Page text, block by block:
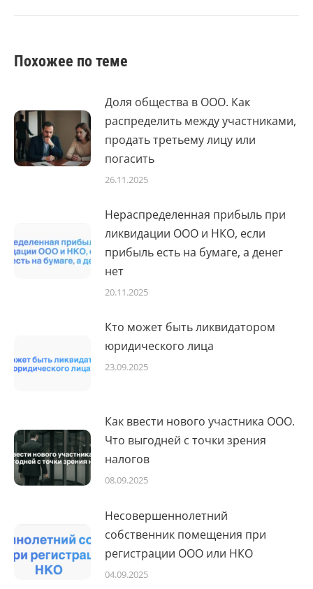
Похожее по теме
Доля общества в ООО. Как
распределить между участниками,
продать третьему лицу или
погасить
26.11.2025
Нераспределенная прибыль при
ликвидации ООО и НКО, если
прибыль есть на бумаге, а денег
нет
20.11.2025
Кто может быть ликвидатором
юридического лица
23.09.2025
Как ввести нового участника ООО.
Что выгодней с точки зрения
налогов
08.09.2025
Несовершеннолетний
собственник помещения при
регистрации ООО или НКО
04.09.2025